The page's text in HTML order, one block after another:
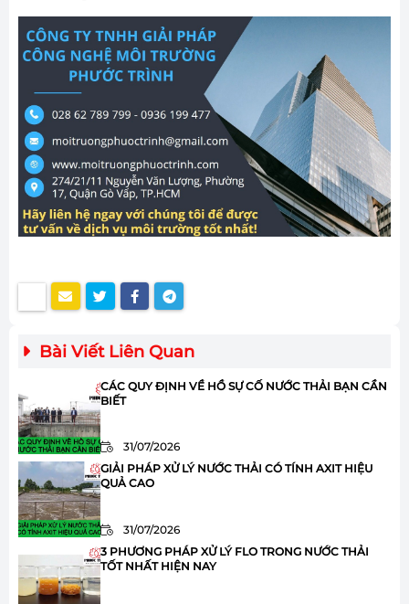
Bài Viết Liên Quan
CÁC QUY ĐỊNH VỀ HỒ SỰ CỐ NƯỚC THẢI BẠN CẦN
BIẾT
31/07/2026
GIẢI PHÁP XỬ LÝ NƯỚC THẢI CÓ TÍNH AXIT HIỆU
QUẢ CAO
31/07/2026
3 PHƯƠNG PHÁP XỬ LÝ FLO TRONG NƯỚC THẢI
TỐT NHẤT HIỆN NAY